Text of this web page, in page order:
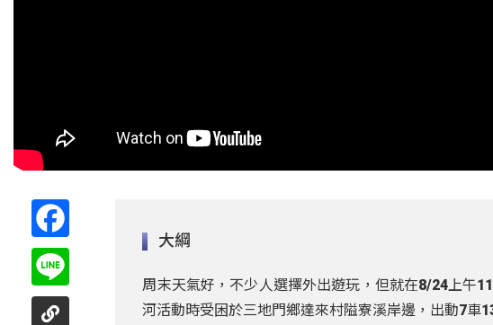
大綱
周末天氣好，不少人選擇外出遊玩，但就在8/24上午
河活動時受困於三地門鄉達來村隘寮溪岸邊，出動7車